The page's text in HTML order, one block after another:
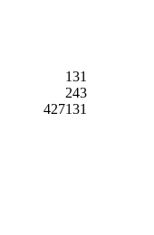
131
243
427131